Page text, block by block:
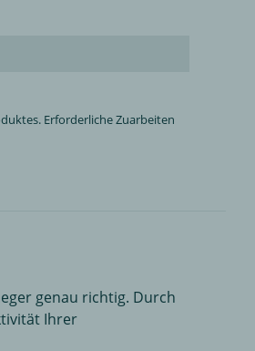
Erforderliche Zuarbeiten
genau richtig. Durch
Ihrer